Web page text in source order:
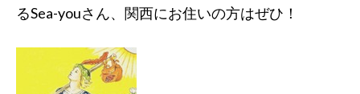
るSea-youさん、関西にお住いの方はぜひ！